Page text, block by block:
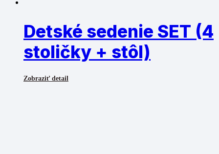
Detské sedenie SET (4
stoličky + stôl)
Zobraziť detail